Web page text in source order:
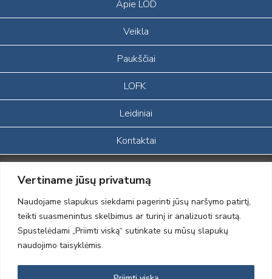
Vertiname jūsų privatumą
Naudojame slapukus siekdami pagerinti jūsų naršymo patirtį,
teikti suasmenintus skelbimus ar turinį ir analizuoti srautą.
Spustelėdami „Priimti viską“ sutinkate su mūsų slapukų
naudojimo taisyklėmis.
Apie LOD
Veikla
Paukščiai
LOFK
Leidiniai
Kontaktai
Portalas sukurtas įgyvendinant Lietuvos Respublikos, Europos
ekonominės erdvės ir Norvegijos finansinių mechanizmų iš dalies
finansuojamą paprojektį
„LOD visuomeninės /gamtosauginės veiklos sustiprinimas ir įvaizdžio
formavimas įtraukiant visuomenę į aplinkosauginių tyrimų veiklą“
(paprojekčio
įgyvendinimo sutarties numeris 2004-LT0008-NVO-1EEE/NOR-02-